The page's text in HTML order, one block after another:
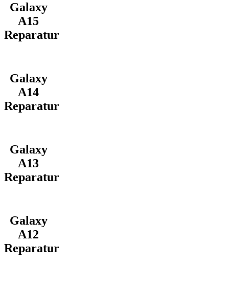
Galaxy
A15
Reparatur
Galaxy
A14
Reparatur
Galaxy
A13
Reparatur
Galaxy
A12
Reparatur